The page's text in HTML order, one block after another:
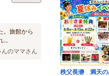
。旅館から
...
のママさん
秩父長瀞 満天